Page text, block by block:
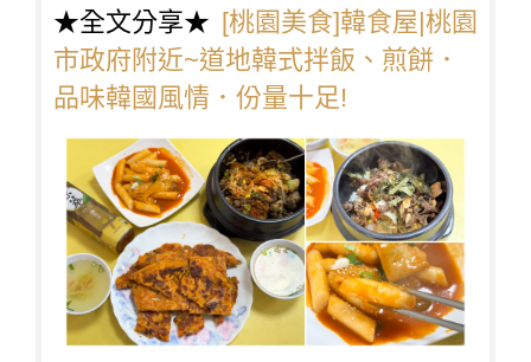
★全文分享★ [桃園美食]韓食屋|桃園
市政府附近~道地韓式拌飯、煎餅．
品味韓國風情．份量十足!